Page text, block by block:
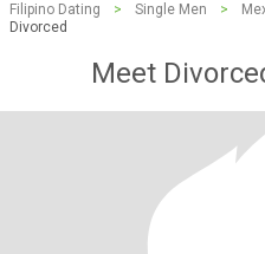
Filipino Dating > Single Men >
Divorced
Meet